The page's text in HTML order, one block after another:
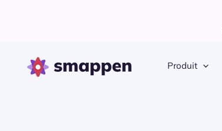
Produit